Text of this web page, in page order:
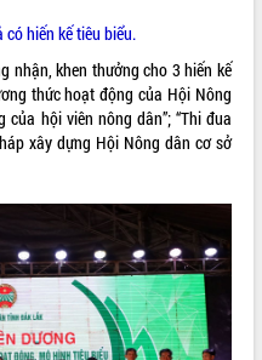
hiến kế tiêu biểu.
nhận, khen thưởng cho 3 hiến kế
thức hoạt động của Hội Nông
hội viên nông dân”; “Thi đua
xây dựng Hội Nông dân cơ sở